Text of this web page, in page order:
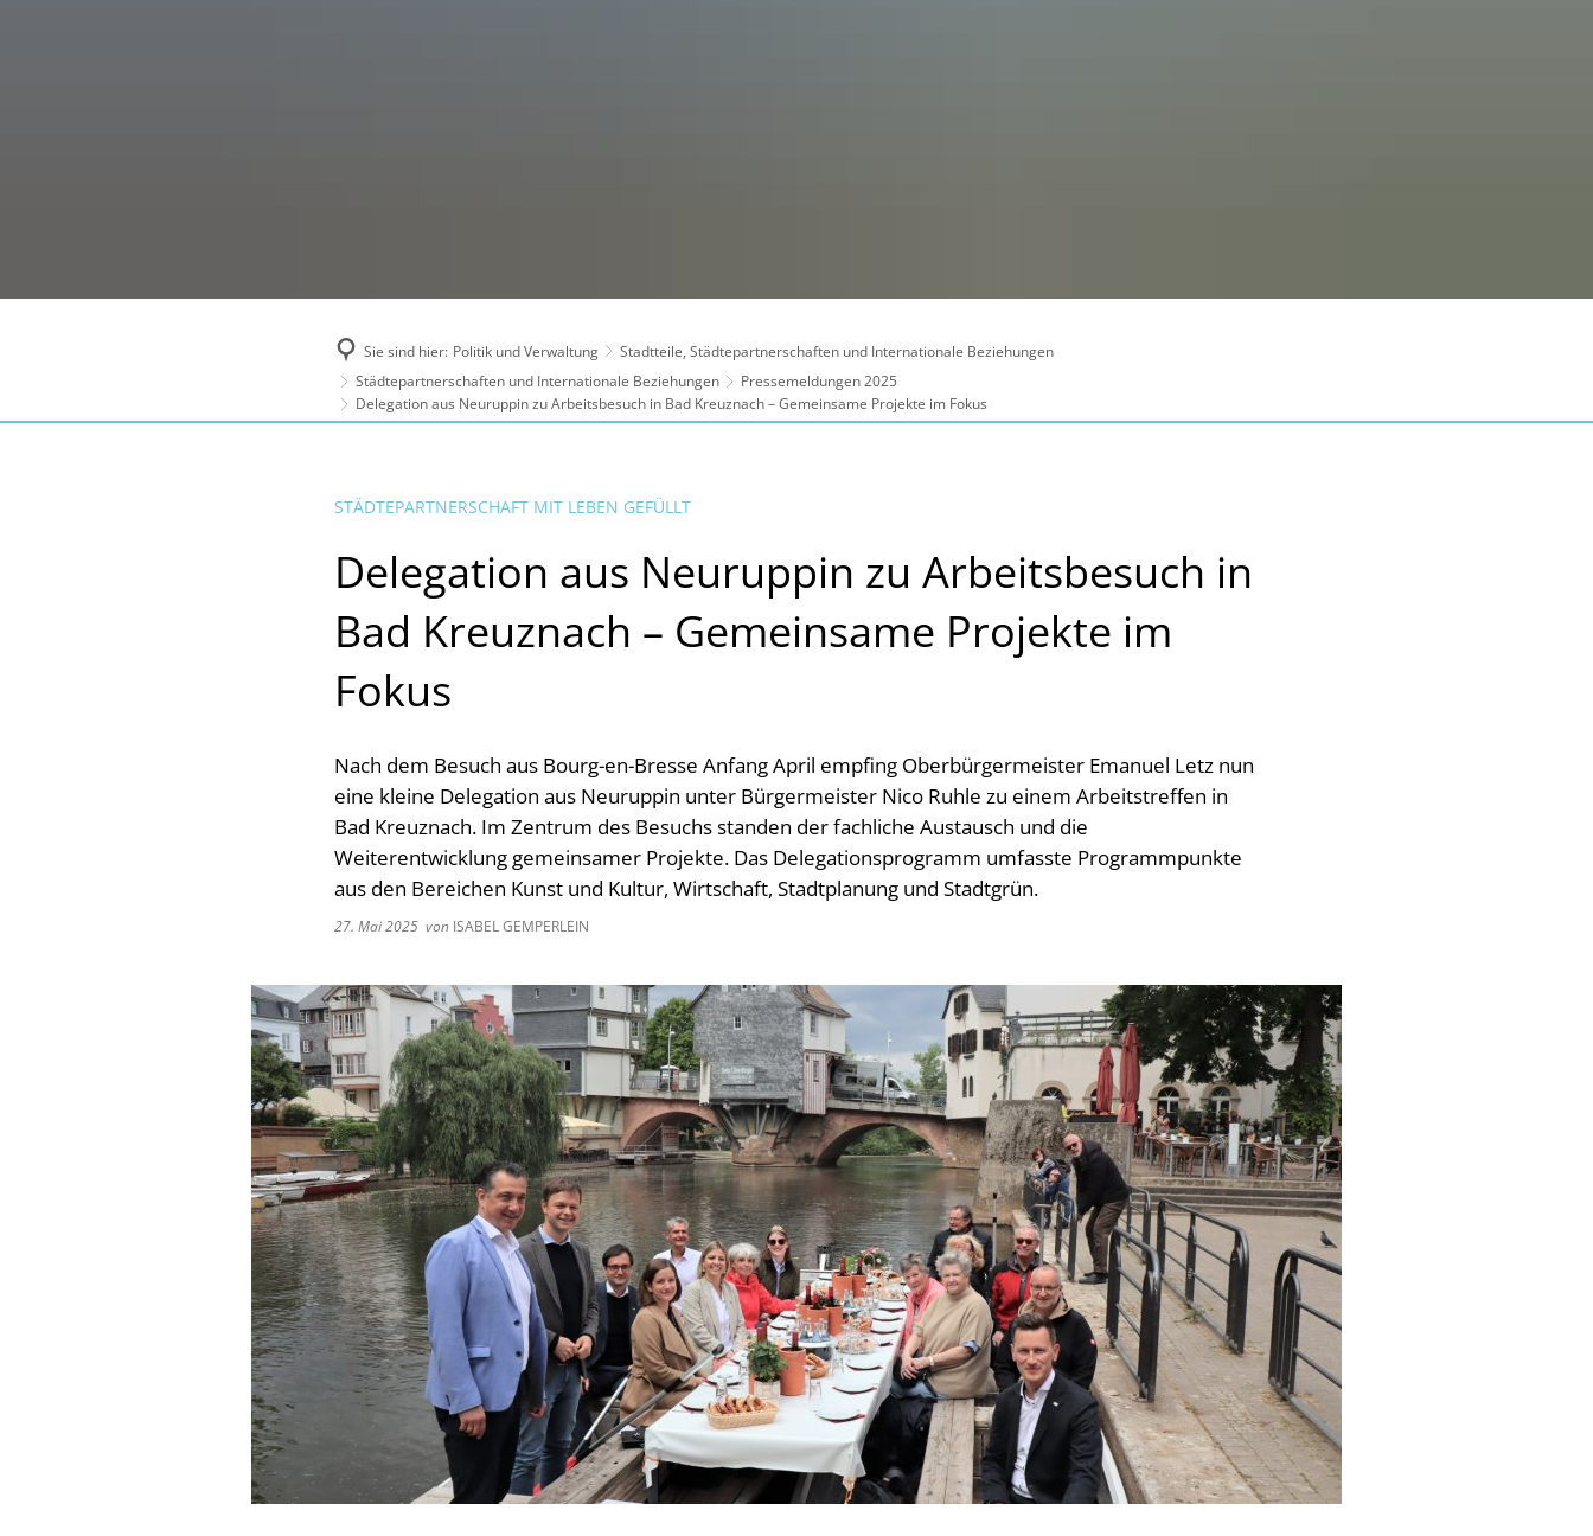
Sie sind hier: Politik und Verwaltung
Stadtteile, Städtepartnerschaften und Internationale Beziehungen
Städtepartnerschaften und Internationale Beziehungen
Pressemeldungen 2025
Delegation aus Neuruppin zu Arbeitsbesuch in Bad Kreuznach – Gemeinsame Projekte im Fokus
STÄDTEPARTNERSCHAFT MIT LEBEN GEFÜLLT
Delegation aus Neuruppin zu Arbeitsbesuch in
Bad Kreuznach – Gemeinsame Projekte im
Fokus
Nach dem Besuch aus Bourg-en-Bresse Anfang April empfing Oberbürgermeister Emanuel Letz nun
eine kleine Delegation aus Neuruppin unter Bürgermeister Nico Ruhle zu einem Arbeitstreffen in
Bad Kreuznach. Im Zentrum des Besuchs standen der fachliche Austausch und die
Weiterentwicklung gemeinsamer Projekte. Das Delegationsprogramm umfasste Programmpunkte
aus den Bereichen Kunst und Kultur, Wirtschaft, Stadtplanung und Stadtgrün.
27. Mai 2025 von ISABEL GEMPERLEIN